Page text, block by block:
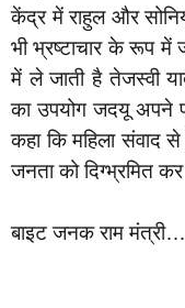
केंद्र में राहुल और
भी भ्रष्टाचार के रूप में
में ले जाती है तेजस्वी
का उपयोग जदयू अपने
कहा कि महिला संवाद
जनता को दिग्भ्रमित
बाइट जनक राम